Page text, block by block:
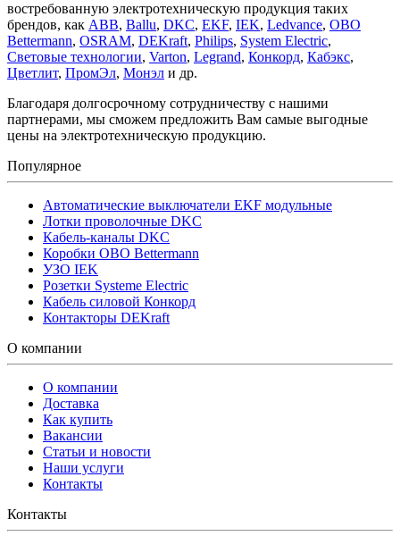
востребованную электротехническую продукция таких
брендов, как ABB, Ballu, DKC, EKF, IEK, Ledvance, OBO
Bettermann, OSRAM, DEKraft, Philips, System Electric,
Световые технологии, Varton, Legrand, Конкорд, Кабэкс,
Цветлит, ПромЭл, Монэл и др.
Благодаря долгосрочному сотрудничеству с нашими
партнерами, мы сможем предложить Вам самые выгодные
цены на электротехническую продукцию.
Популярное
Автоматические выключатели EKF модульные
Лотки проволочные DKC
Кабель-каналы DKC
Коробки OBO Bettermann
УЗО IEK
Розетки Systeme Electric
Кабель силовой Конкорд
Контакторы DEKraft
О компании
О компании
Доставка
Как купить
Вакансии
Статьи и новости
Наши услуги
Контакты
Контакты